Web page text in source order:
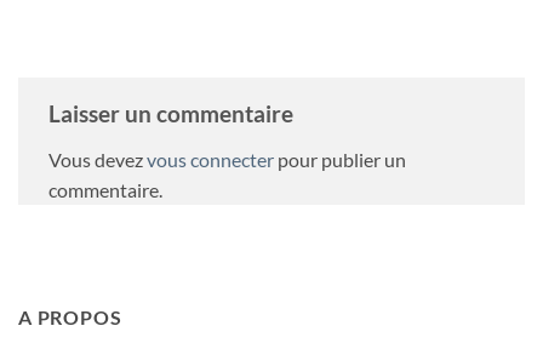
Laisser un commentaire
Vous devezvous connecter pour publier un
commentaire.
A PROPOS